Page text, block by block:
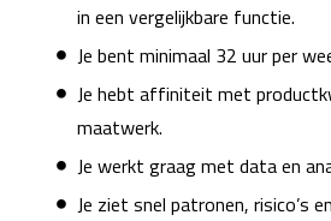
in een vergelijkbare functie.
Je bent minimaal 32 uur per
Je hebt affiniteit met
maatwerk.
Je werkt graag met data en
Je ziet snel patronen, risico’s en